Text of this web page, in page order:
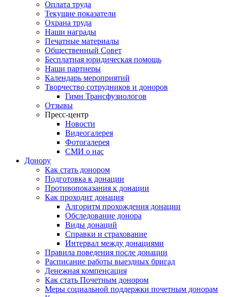
Оплата труда
Текущие показатели
Охрана труда
Наши награды
Печатные материалы
Общественный Совет
Бесплатная юридическая помощь
Наши партнеры
Календарь мероприятий
Творчество сотрудников и доноров
Гимн Трансфузиологов
Отзывы
Пресс-центр
Новости
Видеогалерея
Фотогалерея
СМИ о нас
Донору
Как стать донором
Подготовка к донации
Противопоказания к донации
Как проходит донация
Алгоритм прохождения донации
Обследование донора
Виды донаций
Справки и страхование
Интервал между донациями
Правила поведения после донации
Расписание работы выездных бригад
Денежная компенсация
Как стать Почетным донором
Меры социальной поддержки почетным донорам